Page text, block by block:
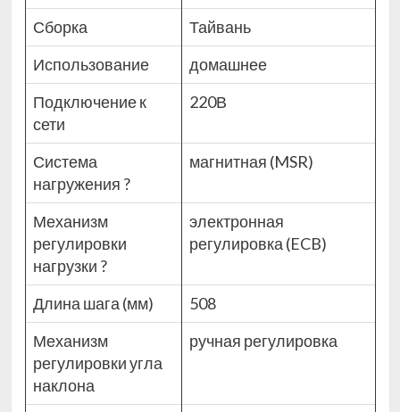
Сборка
Тайвань
Использование
домашнее
Подключение к
сети
220В
Система
нагружения ?
магнитная (MSR)
Механизм
регулировки
нагрузки ?
электронная
регулировка (ECB)
Длина шага (мм)
508
Механизм
регулировки угла
наклона
ручная регулировка